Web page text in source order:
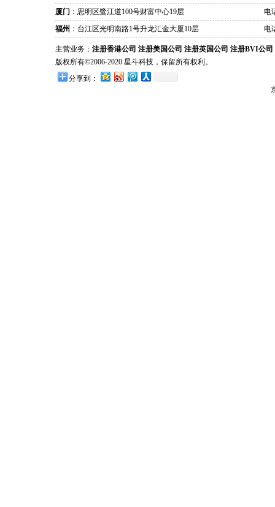
厦门 ：思明区鹭江道100号财富中心19层
电
福州 ：台江区光明南路1号升龙汇金大厦10层 电
主营业务： 注册香港公司 注册美国公司 注册英国公司 注册BVI公司
版权所有©2006-2020 星斗科技，保留所有权利。
分享到：